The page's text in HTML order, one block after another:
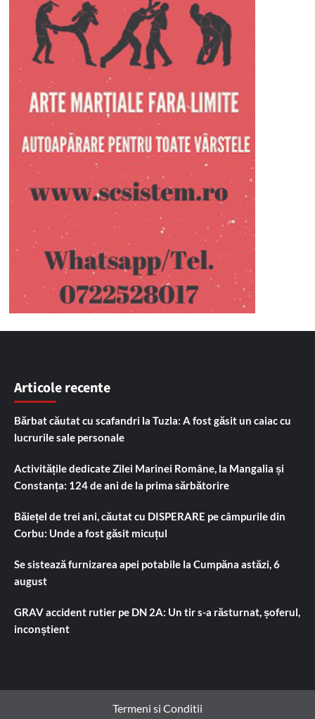
Articole recente
Bărbat căutat cu scafandri la Tuzla: A fost găsit un caiac cu
lucrurile sale personale
Activitățile dedicate Zilei Marinei Române, la Mangalia și
Constanța: 124 de ani de la prima sărbătorire
Băiețel de trei ani, căutat cu DISPERARE pe câmpurile din
Corbu: Unde a fost găsit micuțul
Se sistează furnizarea apei potabile la Cumpăna astăzi, 6
august
GRAV accident rutier pe DN 2A: Un tir s-a răsturnat, șoferul,
inconștient
Termeni si Conditii